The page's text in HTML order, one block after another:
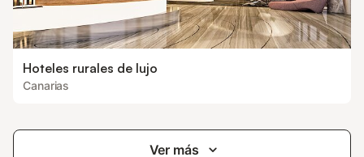
Hoteles rurales de lujo
Canarias
Ver más